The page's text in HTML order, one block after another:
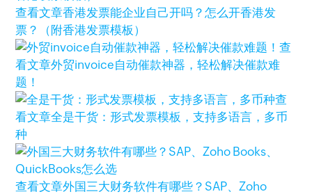
查看文章香港发票能企业自己开吗？怎么开香港发
票？（附香港发票模板）
查
看文章外贸invoice自动催款神器，轻松解决催款难
题！
查
看文章全是干货：形式发票模板，支持多语言，多币
种
查看文章外国三大财务软件有哪些？SAP、Zoho